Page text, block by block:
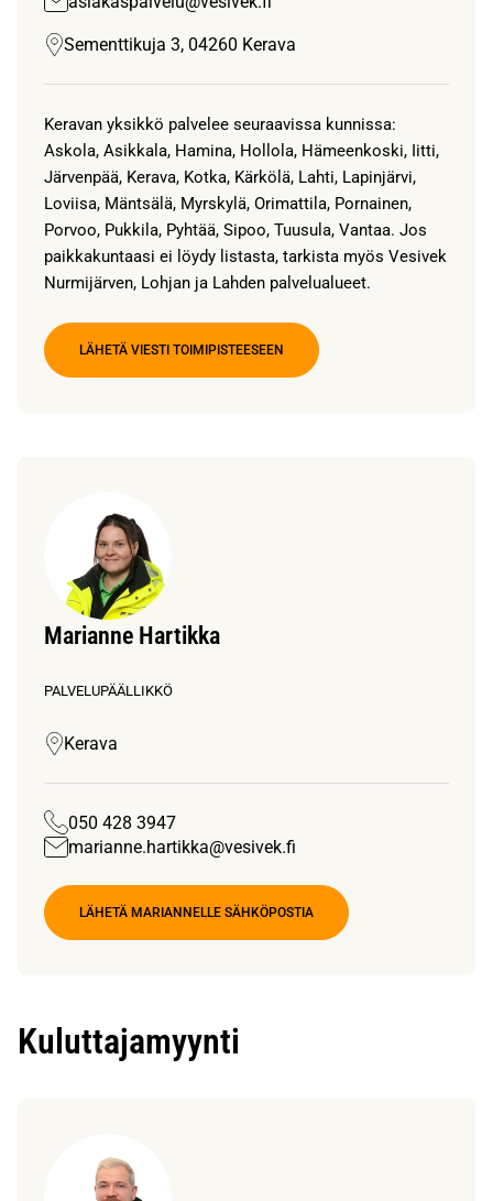
Sementtikuja 3, 04260 Kerava
Keravan yksikkö palvelee seuraavissa kunnissa:
Askola, Asikkala, Hamina, Hollola, Hämeenkoski, Iitti,
Järvenpää, Kerava, Kotka, Kärkölä, Lahti, Lapinjärvi,
Loviisa, Mäntsälä, Myrskylä, Orimattila, Pornainen,
Porvoo, Pukkila, Pyhtää, Sipoo, Tuusula, Vantaa. Jos
paikkakuntaasi ei löydy listasta, tarkista myös Vesivek
Nurmijärven, Lohjan ja Lahden palvelualueet.
LÄHETÄ VIESTI TOIMIPISTEESEEN
Marianne Hartikka
PALVELUPÄÄLLIKKÖ
Kerava
050 428 3947
marianne.hartikka@vesivek.fi
LÄHETÄ MARIANNELLE SÄHKÖPOSTIA
Kuluttajamyynti